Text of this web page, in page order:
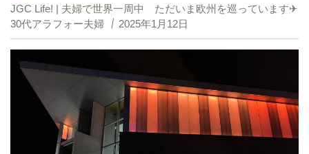
JGC Life! | 夫婦で世界一周中 ただいま欧州を巡っています✈︎
30代アラフォー夫婦
2025年1月12日